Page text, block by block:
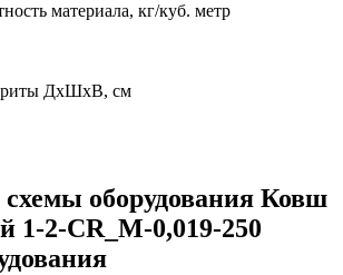
материала, кг/куб. метр
ДхШхВ, см